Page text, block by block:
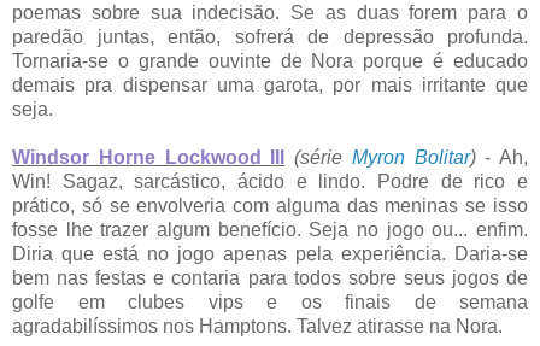
poemas sobre sua indecisão. Se as duas forem para o
paredão juntas, então, sofrerá de depressão profunda.
Tornaria-se o grande ouvinte de Nora porque é educado
demais pra dispensar uma garota, por mais irritante que
seja.
Windsor Horne Lockwood III (série Myron Bolitar)- Ah,
Win! Sagaz, sarcástico, ácido e lindo. Podre de rico e
prático, só se envolveria com alguma das meninas se isso
fosse lhe trazer algum benefício. Seja no jogo ou... enfim.
Diria que está no jogo apenas pela experiência. Daria-se
bem nas festas e contaria para todos sobre seus jogos de
golfe em clubes vips e os finais de semana
agradabilíssimos nos Hamptons. Talvez atirasse na Nora.